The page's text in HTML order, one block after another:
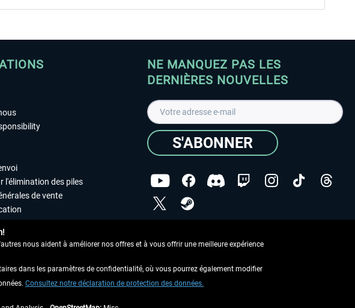
l'élimination des piles
de vente
NE MANQUEZ PAS LES
DERNIÈRES NOUVELLES
S'ABONNER
Copyright © Aerosoft GmbH - Tous droits réservés
nous aident à améliorer nos offres et à vous offrir une meilleure expérience
dans les paramètres de confidentialité, où vous pourrez également modifier
Consultez notre déclaration de protection des données.